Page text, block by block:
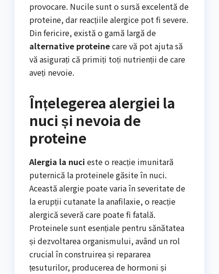
provocare. Nucile sunt o sursă excelentă de
proteine, dar reacțiile alergice pot fi severe.
Din fericire, există o gamă largă de
alternative proteinecare vă pot ajuta să
vă asigurați că primiți toți nutrienții de care
aveți nevoie.
Înțelegerea alergiei la
nuci și nevoia de
proteine
Alergia la nuci este o reacție imunitară
puternică la proteinele găsite în nuci.
Această alergie poate varia în severitate de
la erupții cutanate la anafilaxie, o reacție
alergică severă care poate fi fatală.
Proteinele sunt esențiale pentru sănătatea
și dezvoltarea organismului, având un rol
crucial în construirea și repararea
țesuturilor, producerea de hormoni și